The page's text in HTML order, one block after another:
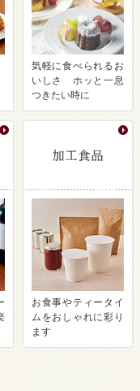
気軽に食べられるお
いしさ ホッと一息
つきたい時に
お食事やティータイ
ムをおしゃれに彩り
ます